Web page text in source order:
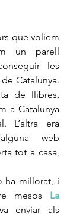
un parell
les
Catalunya.
de llibres,
a Catalunya
L’altra era
web
tot a casa,
ha millorat, i
mesos La
enviar als